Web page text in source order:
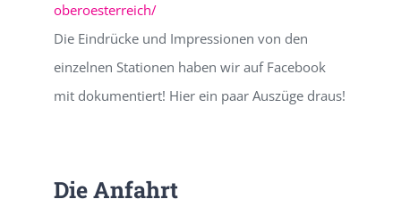
oberoesterreich/
Die Eindrücke und Impressionen von den
einzelnen Stationen haben wir auf Facebook
mit dokumentiert! Hier ein paar Auszüge draus!
Die Anfahrt